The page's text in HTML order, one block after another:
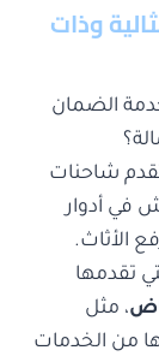
وذات
الضمان
شاحنات
في أدوار
الأثاث.
تقدمها
، مثل
من الخدمات